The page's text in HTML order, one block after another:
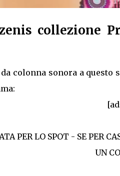
collezione
da colonna sonora a
PER LO SPOT - SE PER
UN